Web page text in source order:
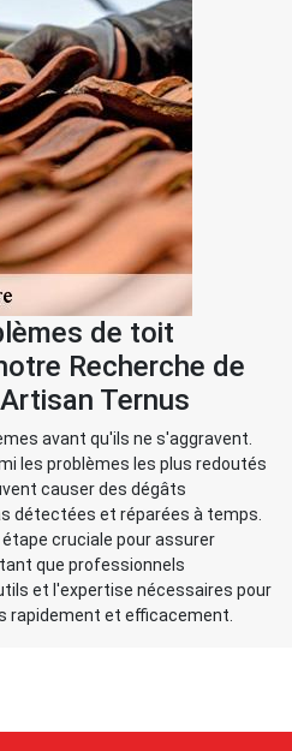
de toit
Recherche de
Ternus
avant qu'ils ne s'aggravent.
les problèmes les plus redoutés
causer des dégâts
détectées et réparées à temps.
cruciale pour assurer
que professionnels
et l'expertise nécessaires pour
rapidement et efficacement.